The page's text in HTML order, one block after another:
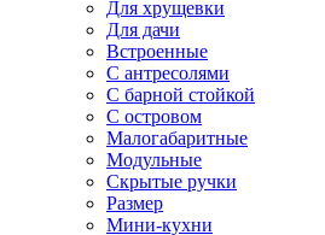
Для хрущевки
Для дачи
Встроенные
С антресолями
С барной стойкой
С островом
Малогабаритные
Модульные
Скрытые ручки
Размер
Мини-кухни